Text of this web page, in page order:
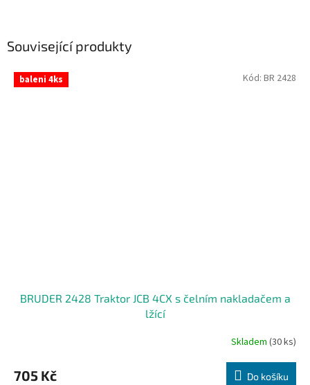
Související produkty
baleni 4ks
BRUDER 2428 Traktor JCB 4CX s čelním nakladačem a
lžící
Skladem (30 ks)
705 Kč Do košíku
Kód: BR 2428